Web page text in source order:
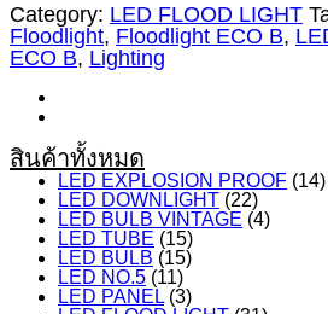
Category: LED FLOOD LIGHT
Floodlight, Floodlight ECO B,
ECO B, Lighting
สินค้าทั้งหมด
LED EXPLOSION PROOF (14)
LED DOWNLIGHT (22)
LED BULB VINTAGE (4)
LED TUBE (15)
LED BULB (15)
LED NO.5 (11)
LED PANEL (3)